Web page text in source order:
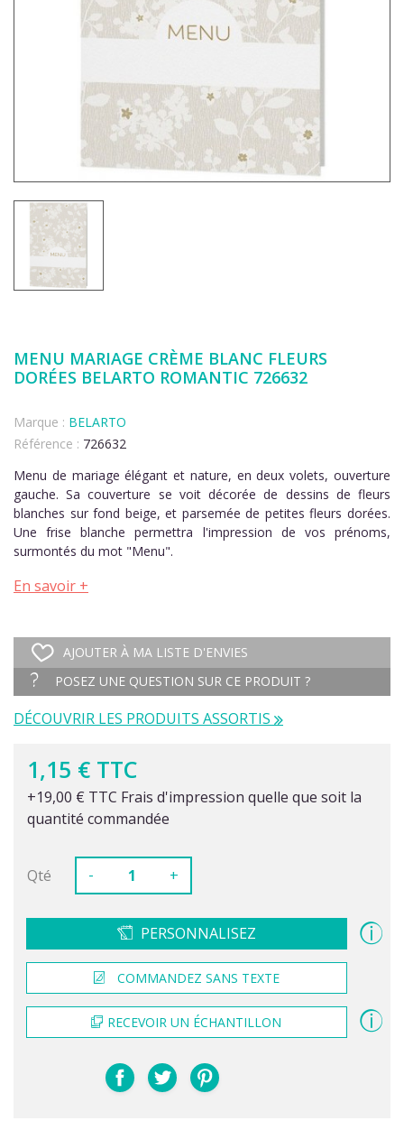
MENU MARIAGE CRÈME BLANC FLEURS
DORÉES BELARTO ROMANTIC 726632
Marque : BELARTO
Référence : 726632
Menu de mariage élégant et nature, en deux volets, ouverture
gauche. Sa couverture se voit décorée de dessins de fleurs
blanches sur fond beige, et parsemée de petites fleurs dorées.
Une frise blanche permettra l'impression de vos prénoms,
surmontés du mot "Menu".
En savoir +
AJOUTER À MA LISTE D'ENVIES
POSEZ UNE QUESTION SUR CE PRODUIT ?
DÉCOUVRIR LES PRODUITS ASSORTIS
1,15 € TTC
+19,00 € TTC Frais d'impression quelle que soit la
quantité commandée
Qté - +
PERSONNALISEZ
COMMANDEZ SANS TEXTE
RECEVOIR UN ÉCHANTILLON